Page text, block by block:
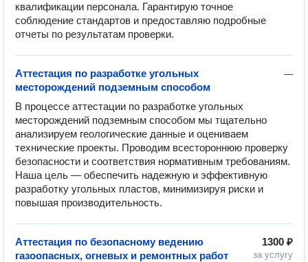
квалификации персонала. Гарантирую точное
соблюдение стандартов и предоставляю подробные
отчеты по результатам проверки.
—
Аттестация по разработке угольных
месторождений подземным способом
В процессе аттестации по разработке угольных
месторождений подземным способом мы тщательно
анализируем геологические данные и оцениваем
технические проекты. Проводим всестороннюю проверку
безопасности и соответствия нормативным требованиям.
Наша цель — обеспечить надежную и эффективную
разработку угольных пластов, минимизируя риски и
повышая производительность.
1300 ₽
за услугу
Аттестация по безопасному ведению
газоопасных, огневых и ремонтных работ